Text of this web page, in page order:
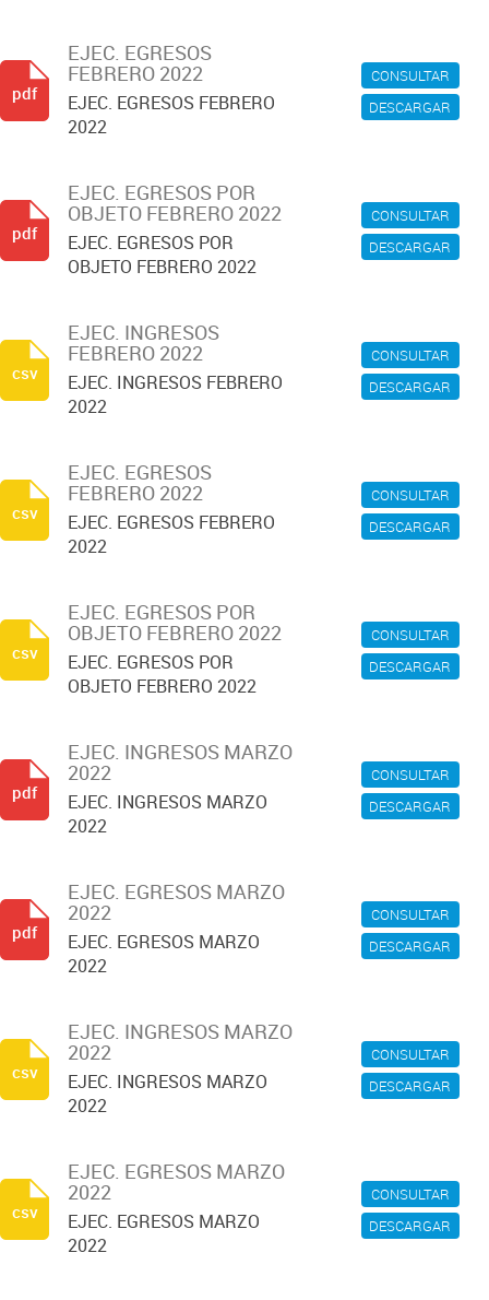
CONSULTAR
DESCARGAR
EJEC. EGRESOS
FEBRERO 2022
EJEC. EGRESOS FEBRERO
2022
pdf
CONSULTAR
DESCARGAR
EJEC. EGRESOS POR
OBJETO FEBRERO 2022
EJEC. EGRESOS POR
OBJETO FEBRERO 2022
pdf
CONSULTAR
DESCARGAR
EJEC. INGRESOS
FEBRERO 2022
EJEC. INGRESOS FEBRERO
2022
csv
CONSULTAR
DESCARGAR
EJEC. EGRESOS
FEBRERO 2022
EJEC. EGRESOS FEBRERO
2022
csv
CONSULTAR
DESCARGAR
EJEC. EGRESOS POR
OBJETO FEBRERO 2022
EJEC. EGRESOS POR
OBJETO FEBRERO 2022
csv
CONSULTAR
DESCARGAR
EJEC. INGRESOS MARZO
2022
EJEC. INGRESOS MARZO
2022
pdf
CONSULTAR
DESCARGAR
EJEC. EGRESOS MARZO
2022
EJEC. EGRESOS MARZO
2022
pdf
CONSULTAR
DESCARGAR
EJEC. INGRESOS MARZO
2022
EJEC. INGRESOS MARZO
2022
csv
CONSULTAR
DESCARGAR
EJEC. EGRESOS MARZO
2022
EJEC. EGRESOS MARZO
2022
csv